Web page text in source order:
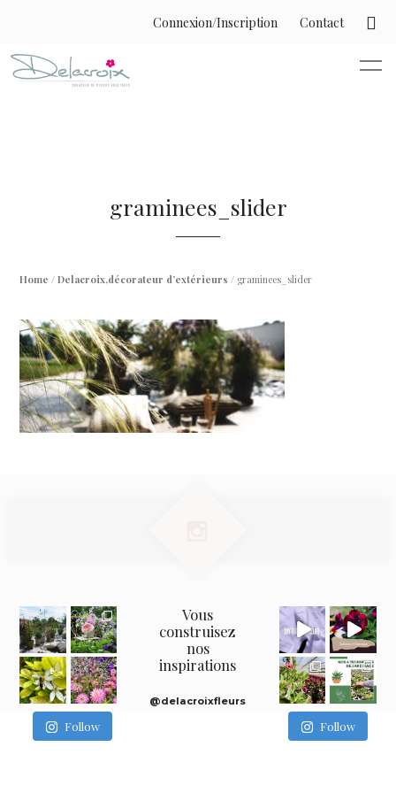
Connexion/Inscription Contact
graminees_slider
Home /Delacroix,décorateur d’extérieurs / graminees_slider
Follow
Vous
construisez
nos
inspirations
@delacroixfleurs
Follow